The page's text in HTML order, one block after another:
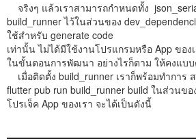
จริงๆ แล้วเราสามารถกำหนดทั้ง
build_runner ไว้ในส่วนของ
ใช้สำหรับ generate code
เท่านั้น ไม่ได้มีใช้งานโปรแกรมหรือ App ของ
ในขั้นตอนการพัฒนา อย่างไรก็ตาม ให้คงแบ
เมื่อติดตั้ง build_runner เราก็พร้อมทำการ
flutter pub run build_runner build ในส่วนขอ
โปรเจ็ค App ของเรา จะได้เป็นดังนี้